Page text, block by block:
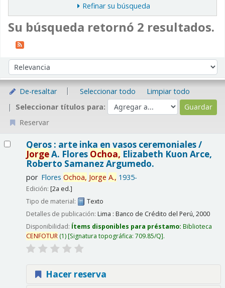
Refinar su búsqueda
Su búsqueda retornó 2 resultados.
Ordenar por:
De-resaltar Seleccionar todo
Limpiar todo
Seleccionar títulos para:
Reservar
Qeros : arte inka en vasos ceremoniales /
JorgeA. Flores Ochoa, Elizabeth Kuon Arce,
Roberto Samanez Argumedo.
por Flores Ochoa, Jorge A., 1935-
Edición: [2a ed.]
Tipo de material:
Texto
Detalles de publicación: Lima : Banco de Crédito del Perú,2000
Disponibilidad: Ítems disponibles para préstamo: Biblioteca
CENFOTUR(1) Signatura topográfica: 709.85/Q .
Hacer reserva